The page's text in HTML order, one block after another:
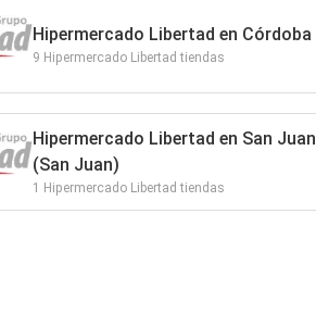
Hipermercado Libertad en Córdoba
9 Hipermercado Libertad tiendas
Hipermercado Libertad en San Juan
(San Juan)
1 Hipermercado Libertad tiendas